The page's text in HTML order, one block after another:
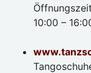
10:00 –